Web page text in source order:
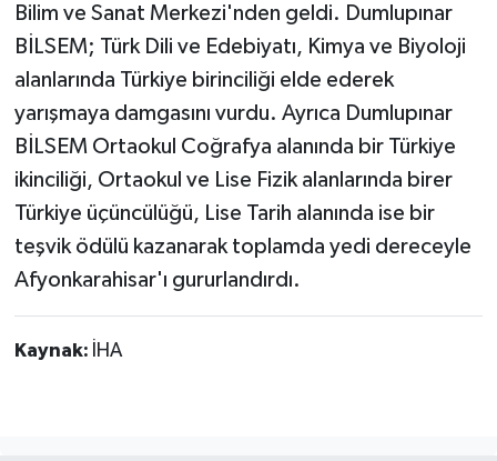
Bilim ve Sanat Merkezi'nden geldi. Dumlupınar
BİLSEM; Türk Dili ve Edebiyatı, Kimya ve Biyoloji
alanlarında Türkiye birinciliği elde ederek
yarışmaya damgasını vurdu. Ayrıca Dumlupınar
BİLSEM Ortaokul Coğrafya alanında bir Türkiye
ikinciliği, Ortaokul ve Lise Fizik alanlarında birer
Türkiye üçüncülüğü, Lise Tarih alanında ise bir
teşvik ödülü kazanarak toplamda yedi dereceyle
Afyonkarahisar'ı gururlandırdı.
Kaynak: İHA